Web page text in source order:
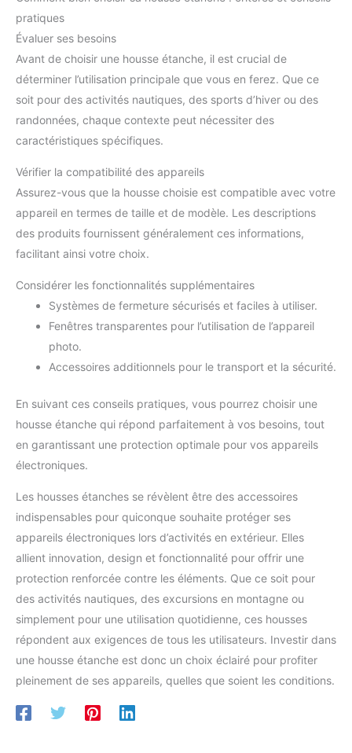
pratiques
Évaluer ses besoins
Avant de choisir une housse étanche, il est crucial de
déterminer l’utilisation principale que vous en ferez. Que ce
soit pour des activités nautiques, des sports d’hiver ou des
randonnées, chaque contexte peut nécessiter des
caractéristiques spécifiques.
Vérifier la compatibilité des appareils
Assurez-vous que la housse choisie est compatible avec votre
appareil en termes de taille et de modèle. Les descriptions
des produits fournissent généralement ces informations,
facilitant ainsi votre choix.
Considérer les fonctionnalités supplémentaires
Systèmes de fermeture sécurisés et faciles à utiliser.
Fenêtres transparentes pour l’utilisation de l’appareil
photo.
Accessoires additionnels pour le transport et la sécurité.
En suivant ces conseils pratiques, vous pourrez choisir une
housse étanche qui répond parfaitement à vos besoins, tout
en garantissant une protection optimale pour vos appareils
électroniques.
Les housses étanches se révèlent être des accessoires
indispensables pour quiconque souhaite protéger ses
appareils électroniques lors d’activités en extérieur. Elles
allient innovation, design et fonctionnalité pour offrir une
protection renforcée contre les éléments. Que ce soit pour
des activités nautiques, des excursions en montagne ou
simplement pour une utilisation quotidienne, ces housses
répondent aux exigences de tous les utilisateurs. Investir dans
une housse étanche est donc un choix éclairé pour profiter
pleinement de ses appareils, quelles que soient les conditions.